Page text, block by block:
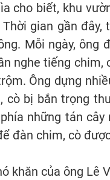
cho biết, khu
gian gần đây,
Mỗi ngày, ông
nghe tiếng
Ông dựng
cò bị bắn trọng
những tán
đàn chim, cò
khăn của ông Lê